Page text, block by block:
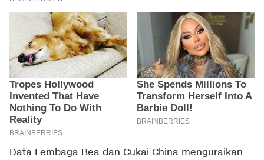
Data Lembaga Bea dan Cukai China menguraikan